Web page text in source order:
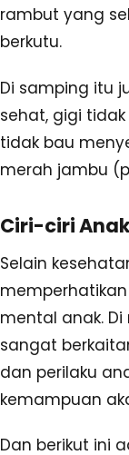
rambut yang
berkutu.
Di samping itu
sehat, gigi
tidak bau
merah jambu
Ciri-ciri
Selain
mental anak.
sangat
dan perilaku
kemampuan
Dan berikut ini